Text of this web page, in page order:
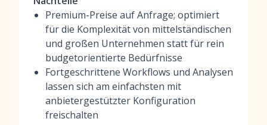
Premium-Preise auf Anfrage; optimiert
für die Komplexität von mittelständischen
und großen Unternehmen statt für rein
budgetorientierte Bedürfnisse
Fortgeschrittene Workflows und Analysen
lassen sich am einfachsten mit
anbietergestützter Konfiguration
freischalten